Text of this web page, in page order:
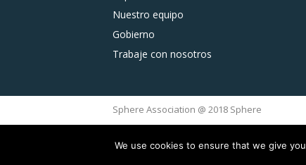
Nuestro equipo
Gobierno
Trabaje con nosotros
Sphere Association @ 2018 Sphere
We use cookies to ensure that we give